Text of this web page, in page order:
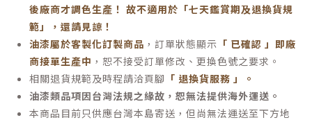
後廠商才調色生產！ 故不適用於「七天鑑賞期及退換貨規
範」，還請見諒！
油漆屬於客製化訂製商品 ，訂單狀態顯示 「 已確認 」即廠
商接單生產中 ，恕不接受訂單修改、更換色號之要求。
相關退貨規範及時程請洽頁腳 「 退換貨服務 」
。
油漆類品項因台灣法規之緣故，恕無法提供海外運送。
本商品目前只供應台灣本島寄送，但尚無法運送至下方地